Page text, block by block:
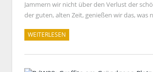
Jammern wir nicht über den Verlust der
der guten, alten Zeit, genießen wir das, was
WEITERLESEN